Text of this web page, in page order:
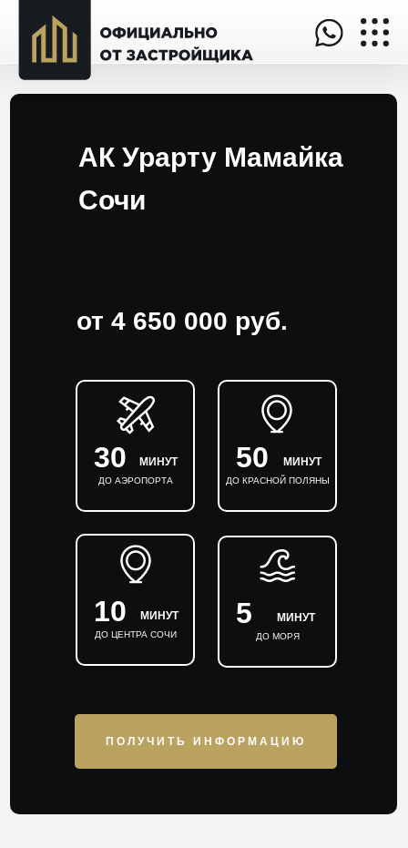
30 МИНУТ
ДО АЭРОПОРТА
АК Урарту Мамайка
Сочи
5 МИНУТ
ДО МОРЯ
ПОЛУЧИТЬ ИНФОРМАЦИЮ
50 МИНУТ
ДО КРАСНОЙ ПОЛЯНЫ
10 МИНУТ
ДО ЦЕНТРА СОЧИ
от 4 650 000 руб.